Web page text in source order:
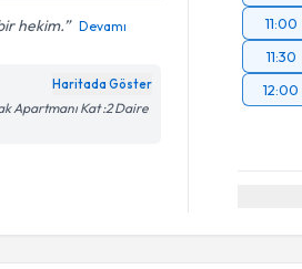
hekim. Devamı
Haritada Göster
Apartmanı Kat :2 Daire
11:00
11:30
12:00